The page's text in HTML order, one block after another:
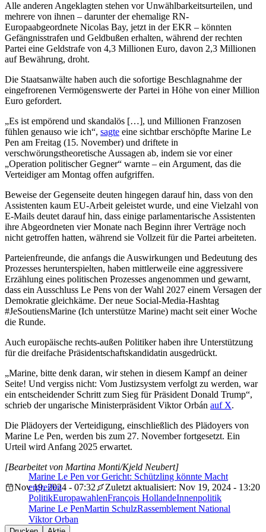
Alle anderen Angeklagten stehen vor Unwählbarkeitsurteilen, und
mehrere von ihnen – darunter der ehemalige RN-
Europaabgeordnete Nicolas Bay, jetzt in der EKR – könnten
Gefängnisstrafen und Geldbußen erhalten, während der rechten
Partei eine Geldstrafe von 4,3 Millionen Euro, davon 2,3 Millionen
auf Bewährung, droht.
Die Staatsanwälte haben auch die sofortige Beschlagnahme der
eingefrorenen Vermögenswerte der Partei in Höhe von einer Million
Euro gefordert.
„Es ist empörend und skandalös […], und Millionen Franzosen
fühlen genauso wie ich“, sagte eine sichtbar erschöpfte Marine Le
Pen am Freitag (15. November) und driftete in
verschwörungstheoretische Aussagen ab, indem sie vor einer
„Operation politischer Gegner“ warnte – ein Argument, das die
Verteidiger am Montag offen aufgriffen.
Beweise der Gegenseite deuten hingegen darauf hin, dass von den
Assistenten kaum EU-Arbeit geleistet wurde, und eine Vielzahl von
E-Mails deutet darauf hin, dass einige parlamentarische Assistenten
ihre Abgeordneten vier Monate nach Beginn ihrer Verträge noch
nicht getroffen hatten, während sie Vollzeit für die Partei arbeiteten.
Parteienfreunde, die anfangs die Auswirkungen und Bedeutung des
Prozesses herunterspielten, haben mittlerweile eine aggressivere
Erzählung eines politischen Prozesses angenommen und gewarnt,
dass ein Ausschluss Le Pens von der Wahl 2027 einem Versagen der
Demokratie gleichkäme. Der neue Social-Media-Hashtag
#JeSoutiensMarine (Ich unterstütze Marine) macht seit einer Woche
die Runde.
Auch europäische rechts-außen Politiker haben ihre Unterstützung
für die dreifache Präsidentschaftskandidatin ausgedrückt.
„Marine, bitte denk daran, wir stehen in diesem Kampf an deiner
Seite! Und vergiss nicht: Vom Justizsystem verfolgt zu werden, war
ein entscheidender Schritt zum Sieg für Präsident Donald Trump“,
schrieb der ungarische Ministerpräsident Viktor Orbán auf X.
Die Plädoyers der Verteidigung, einschließlich des Plädoyers von
Marine Le Pen, werden bis zum 27. November fortgesetzt. Ein
Urteil wird Anfang 2025 erwartet.
Marine Le Pen vor Gericht: Schützling könnte Macht
ergreifen
[Bearbeitet von Martina Monti/Kjeld Neubert]
Nov 19, 2024 - 07:32
Zuletzt aktualisiert: Nov 19, 2024 - 13:20
PolitikEuropawahlenFrançois HollandeInnenpolitik
Marine Le PenMartin SchulzRassemblement National
Viktor Orban